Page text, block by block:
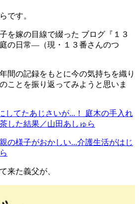
です。
を嫁の目線で綴った ブログ『１３
の日常―（現・１３番さんのつ
間の記録をもとに今の気持ちを織り
ことを振り返ってみようと思いま
してたあじさいが...！ 庭木の手入れ
した結果／山田あしゅら
の様子がおかしい...介護生活がはじ
来た義父が、